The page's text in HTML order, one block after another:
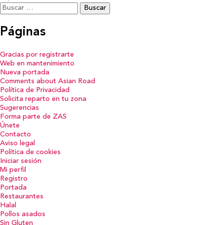
Buscar:
Páginas
Gracias por registrarte
Web en mantenimiento
Nueva portada
Comments about Asian Road
Política de Privacidad
Solicita reparto en tu zona
Sugerencias
Forma parte de ZAS
Únete
Contacto
Aviso legal
Política de cookies
Iniciar sesión
Mi perfil
Registro
Portada
Restaurantes
Halal
Pollos asados
Sin Gluten